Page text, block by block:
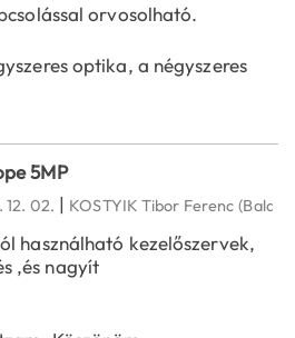
orvosolható.
optika, a négyszeres
5MP
12. 02. | KOSTYIK Tibor Ferenc
használható kezelőszervek,
,és nagyít